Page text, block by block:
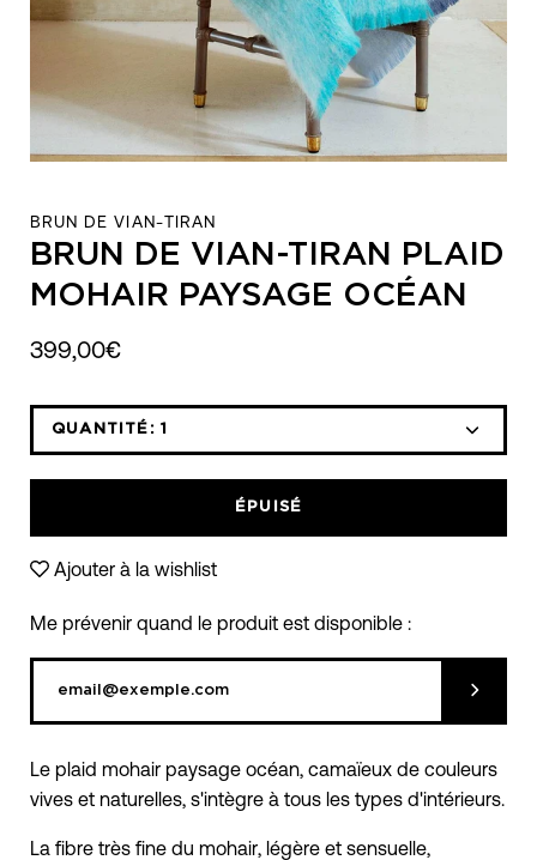
BRUN DE VIAN-TIRAN
BRUN DE VIAN-TIRAN PLAID
MOHAIR PAYSAGE OCÉAN
399,00€
QUANTITÉ: 1
ÉPUISÉ
Ajouter à la wishlist
Me prévenir quand le produit est disponible :
Le plaid mohair paysage océan, camaïeux de couleurs
vives et naturelles, s'intègre à tous les types d'intérieurs.
La fibre très fine du mohair, légère et sensuelle,